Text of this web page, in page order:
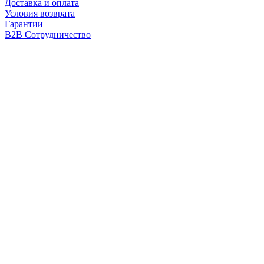
Доставка и оплата
Условия возврата
Гарантии
B2B Сотрудничество